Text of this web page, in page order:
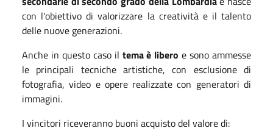
con l'obiettivo di valorizzare la creatività e il talento
delle nuove generazioni.
Anche in questo caso il tema è libero e sono ammesse
le principali tecniche artistiche, con esclusione di
fotografia, video e opere realizzate con generatori di
immagini.
I vincitori riceveranno buoni acquisto del valore di: